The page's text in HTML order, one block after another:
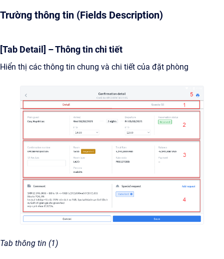
Trường thông tin (Fields Description)
[Tab Detail] – Thông tin chi tiết
Hiển thị các thông tin chung và chi tiết của đặt phòng
Tab thông tin (1)